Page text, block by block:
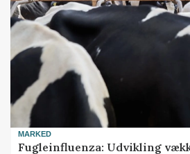
MARKED
Fugleinfluenza: Udvikling